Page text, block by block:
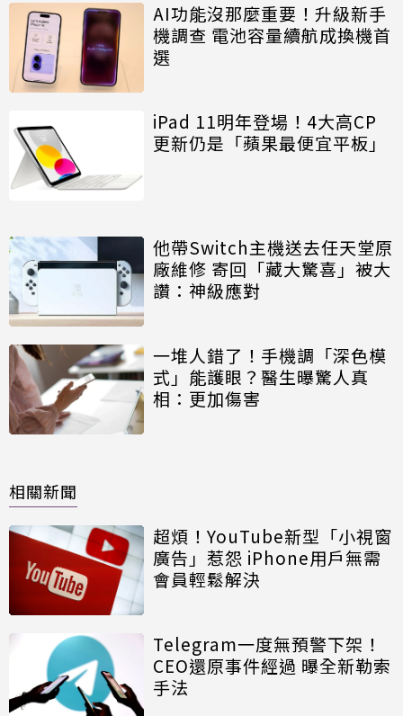
AI功能沒那麼重要！升級新手
機調查 電池容量續航成換機首
選
iPad 11明年登場！4大高CP
更新仍是「蘋果最便宜平板」
他帶Switch主機送去任天堂原
廠維修 寄回「藏大驚喜」被大
讚：神級應對
一堆人錯了！手機調「深色模
式」能護眼？醫生曝驚人真
相：更加傷害
相關新聞
超煩！YouTube新型「小視窗
廣告」惹怨 iPhone用戶無需
會員輕鬆解決
Telegram一度無預警下架！
CEO還原事件經過 曝全新勒索
手法